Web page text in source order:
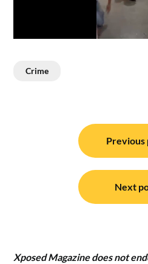
Crime
navigation
Previous
Next
Xposed Magazine does not